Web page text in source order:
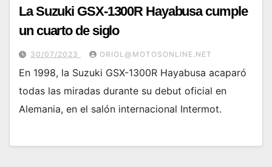
La Suzuki GSX-1300R Hayabusa cumple
un cuarto de siglo
30/07/2023 ORIOL@MOTOSONLINE.NET
En 1998, la Suzuki GSX-1300R Hayabusa acaparó
todas las miradas durante su debut oficial en
Alemania, en el salón internacional Intermot.